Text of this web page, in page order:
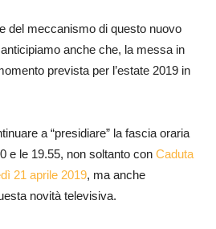
del meccanismo di questo nuovo
anche che, la messa in
prevista per l’estate 2019 in
a “presidiare” la fascia oraria
e le 19.55, non soltanto con Caduta
21 aprile 2019, ma anche
novità televisiva.